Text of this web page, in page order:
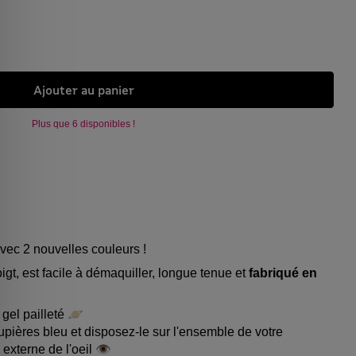
Ajouter au panier
Plus que 6 disponibles !
2 nouvelles couleurs !
est facile à démaquiller, longue tenue etfabriqué en
gel pailleté 🪐
bleu et disposez-le sur l'ensemble de votre
externe de l'oeil 👁